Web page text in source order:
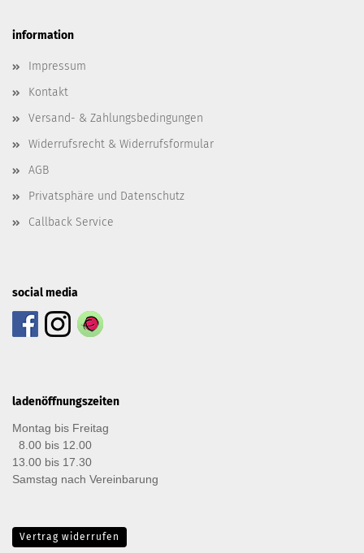
information
Impressum
Kontakt
Versand- & Zahlungsbedingungen
Widerrufsrecht & Widerrufsformular
AGB
Privatsphäre und Datenschutz
Callback Service
social media
ladenöffnungszeiten
Montag bis Freitag
8.00 bis 12.00
13.00 bis 17.30
Samstag nach Vereinbarung
Vertrag widerrufen